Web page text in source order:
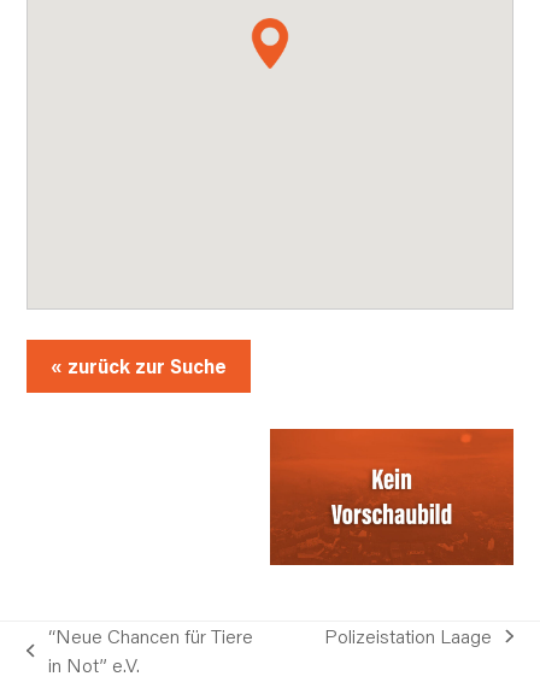
« zurück zur Suche
vorheriger
“Neue Chancen für Tiere
in Not” e.V.
Nächster
Polizeistation Laage